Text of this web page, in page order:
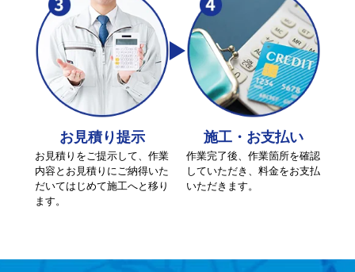
お見積り提示
お見積りをご提示して、作業
内容とお見積りにご納得いた
だいてはじめて施工へと移り
ます。
施工・お支払い
作業完了後、作業箇所を確認
していただき、料金をお支払
いただきます。